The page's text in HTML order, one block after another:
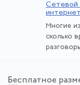
Сетевой
Многие
сколько
Бесплатное